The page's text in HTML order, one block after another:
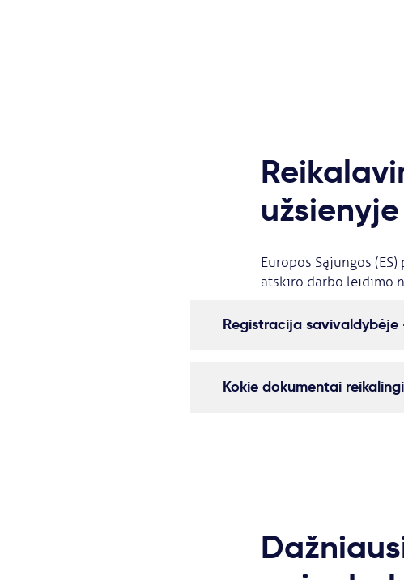
užsienyje
Europos Sąjungos
atskiro darbo leidimo
Registracija
Kokie dokumentai